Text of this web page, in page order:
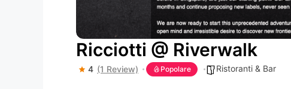
Ricciotti @ Riverwalk
4 (1 Review) Popolare Ristoranti & Bar